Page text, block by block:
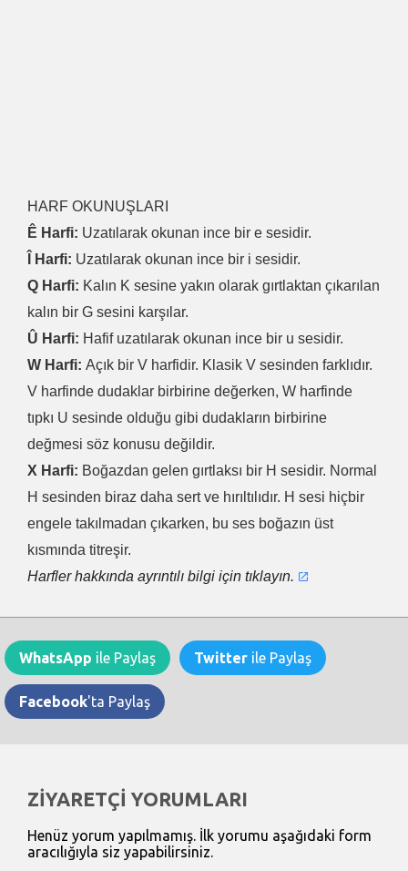
HARF OKUNUŞLARI
Ê Harfi: Uzatılarak okunan ince bir e sesidir.
Î Harfi: Uzatılarak okunan ince bir i sesidir.
Q Harfi: Kalın K sesine yakın olarak gırtlaktan çıkarılan
kalın bir G sesini karşılar.
Û Harfi: Hafif uzatılarak okunan ince bir u sesidir.
W Harfi: Açık bir V harfidir. Klasik V sesinden farklıdır.
V harfinde dudaklar birbirine değerken, W harfinde
tıpkı U sesinde olduğu gibi dudakların birbirine
değmesi söz konusu değildir.
X Harfi: Boğazdan gelen gırtlaksı bir H sesidir. Normal
H sesinden biraz daha sert ve hırıltılıdır. H sesi hiçbir
engele takılmadan çıkarken, bu ses boğazın üst
kısmında titreşir.
Harfler hakkında ayrıntılı bilgi için tıklayın.
WhatsApp ile Paylaş Twitter ile Paylaş
Facebook'ta Paylaş
ZİYARETÇİ YORUMLARI
Henüz yorum yapılmamış. İlk yorumu aşağıdaki form
aracılığıyla siz yapabilirsiniz.